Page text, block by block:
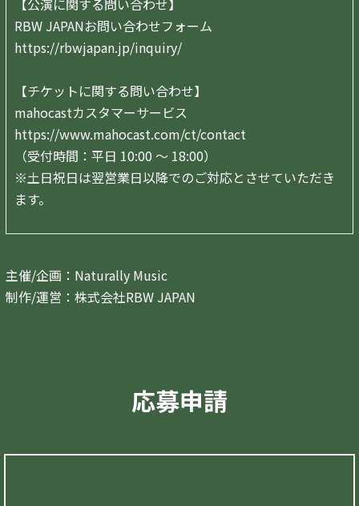
【公演に関する問い合わせ】
RBW JAPANお問い合わせフォーム
https://rbwjapan.jp/inquiry/
【チケットに関する問い合わせ】
mahocastカスタマーサービス
https://www.mahocast.com/ct/contact
（受付時間：平日 10:00 ～ 18:00）
※土日祝日は翌営業日以降でのご対応とさせていただき
ます。
主催/企画：Naturally Music
制作/運営：株式会社RBW JAPAN
応募申請